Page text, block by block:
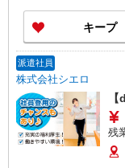
ィブ支給
有
キープ
派遣社員
株式会社シエロ
残
+
万円支給